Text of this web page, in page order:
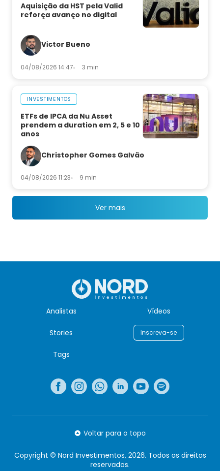
Aquisição da HST pela Valid
reforça avanço no digital
Victor Bueno
04/08/2026 14:47 3 min
INVESTIMENTOS
ETFs de IPCA da Nu Asset
prendem a duration em 2, 5 e 10
anos
Christopher Gomes Galvão
04/08/2026 11:23 9 min
Ver mais
Analistas Vídeos
Stories Inscreva-se
Tags
Voltar para o topo
Copyright © Nord Investimentos, 2026. Todos os direitos
reservados.